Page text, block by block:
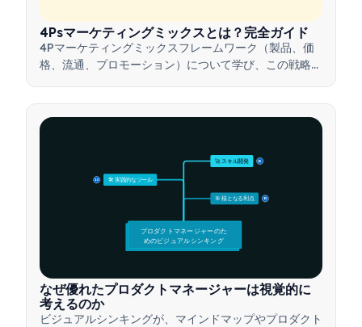
4Psマーケティングミックスとは？完全ガイド
4Pマーケティングミックスフレームワーク（製品、価
格、流通、プロモーション）について学び、この戦略的
🎯 核となる利点 15
🛠️ 実践的なツール
15
🚀 スキル開発 15
プロダクトマネージャーのた
めのビジュアルシンキング
なぜ優れたプロダクトマネージャーは視覚的に
考えるのか
ビジュアルシンキングが、マインドマップやプロダクト